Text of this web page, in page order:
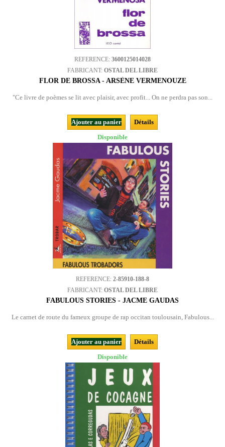
REFERENCE: 3600125014028
FABRICANT: OSTAL DEL LIBRE
FLOR DE BROSSA - ARSÈNE VERMENOUZE
"Ce livre de poèmes se lit avec plaisir, avec profit... On ne perdra pas son...
Ajouter au panier
Détails
Disponible
REFERENCE: 2-85910-188-8
FABRICANT: OSTAL DEL LIBRE
FABULOUS STORIES - JACME GAUDAS
Le carnet de route du fameux groupe de rap occitan toulousain, Fabulous...
Ajouter au panier
Détails
Disponible